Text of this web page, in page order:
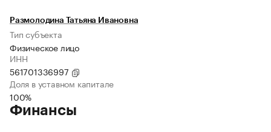
Размолодина Татьяна Ивановна
Тип субъекта
Физическое лицо
ИНН
561701336997
Доля в уставном капитале
100%
Финансы